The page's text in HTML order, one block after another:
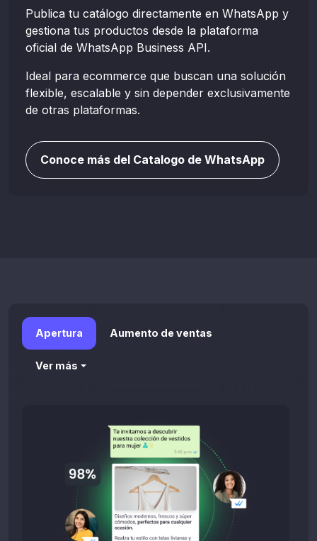
Publica tu catálogo directamente en WhatsApp y
gestiona tus productos desde la plataforma
oficial de WhatsApp Business API.
Ideal para ecommerce que buscan una solución
flexible, escalable y sin depender exclusivamente
de otras plataformas.
Conoce más del Catalogo de WhatsApp
Apertura Aumento de ventas
Ver más